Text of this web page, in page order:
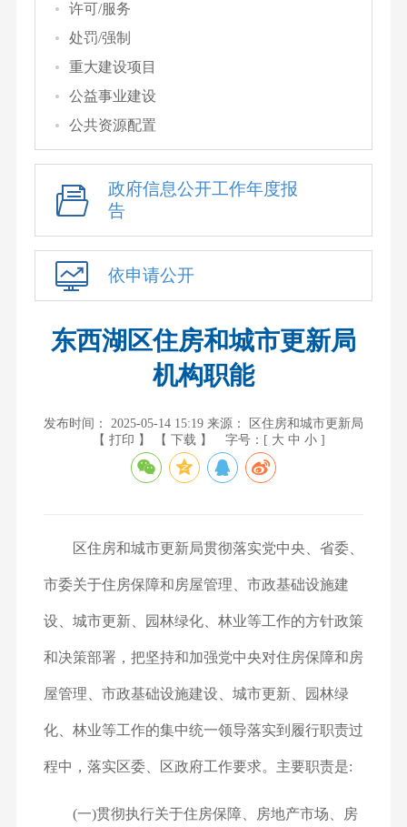
许可/服务
处罚/强制
重大建设项目
公益事业建设
公共资源配置
政府信息公开工作年度报
告
依申请公开
东西湖区住房和城市更新局
机构职能
发布时间： 2025-05-14 15:19 来源： 区住房和城市更新局
【 打印 】
【 下载 】 字号：[ 大 中 小 ]
区住房和城市更新局贯彻落实党中央、省委、
市委关于住房保障和房屋管理、市政基础设施建
设、城市更新、园林绿化、林业等工作的方针政策
和决策部署，把坚持和加强党中央对住房保障和房
屋管理、市政基础设施建设、城市更新、园林绿
化、林业等工作的集中统一领导落实到履行职责过
程中，落实区委、区政府工作要求。主要职责是:
(一)贯彻执行关于住房保障、房地产市场、房